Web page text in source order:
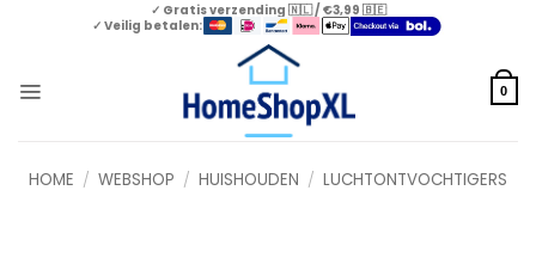
✓ Gratis verzending 🇳🇱 / €3,99 🇧🇪
✓ Veilig betalen:
0
HOME / WEBSHOP / HUISHOUDEN / LUCHTONTVOCHTIGERS